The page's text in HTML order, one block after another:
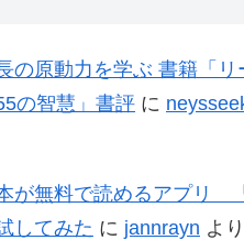
の原動力を学ぶ 書籍「リ
の智慧」書評 に
が無料で読めるアプリ
してみた に jannrayn より